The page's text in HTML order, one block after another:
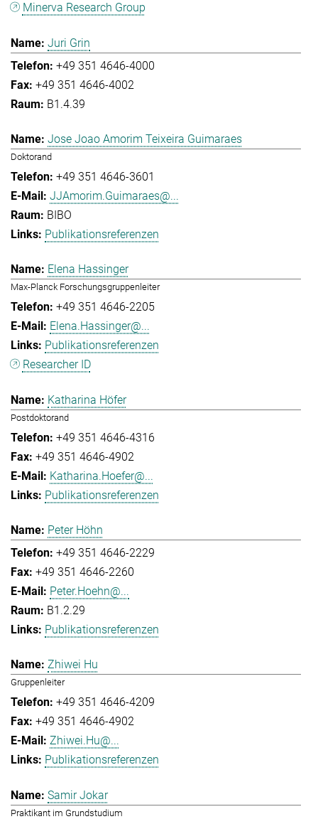
Minerva Research Group
Juri Grin
+49 351 4646-4000
+49 351 4646-4002
B1.4.39
Jose Joao Amorim Teixeira Guimaraes
Doktorand
+49 351 4646-3601
JJAmorim.Guimaraes@...
BIBO
Publikationsreferenzen
Elena Hassinger
Max-Planck Forschungsgruppenleiter
+49 351 4646-2205
Elena.Hassinger@...
Publikationsreferenzen
Researcher ID
Katharina Höfer
Postdoktorand
+49 351 4646-4316
+49 351 4646-4902
Katharina.Hoefer@...
Publikationsreferenzen
Peter Höhn
+49 351 4646-2229
+49 351 4646-2260
Peter.Hoehn@...
B1.2.29
Publikationsreferenzen
Zhiwei Hu
Gruppenleiter
+49 351 4646-4209
+49 351 4646-4902
Zhiwei.Hu@...
Publikationsreferenzen
Samir Jokar
Praktikant im Grundstudium